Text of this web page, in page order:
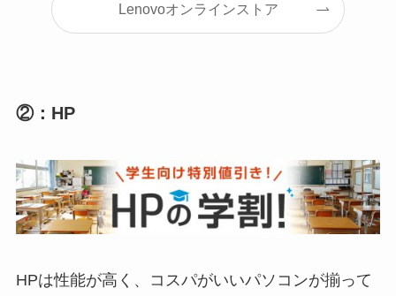
Lenovoオンラインストア
②：HP
HPは性能が高く、コスパがいいパソコンが揃って